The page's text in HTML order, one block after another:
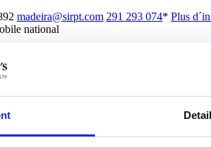
madeira@sirpt.com 291 293 074* Plus
national